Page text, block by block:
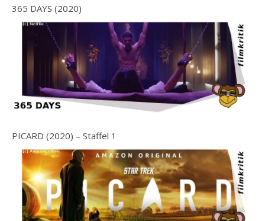
365 DAYS (2020)
PICARD (2020) – Staffel 1